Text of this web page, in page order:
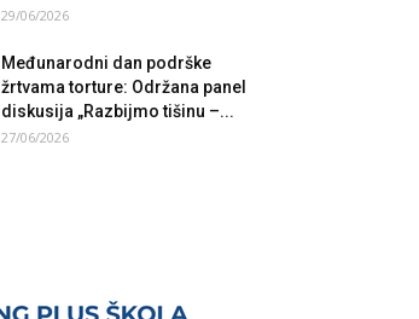
29/06/2026
Međunarodni dan podrške
žrtvama torture: Održana panel
diskusija „Razbijmo tišinu –...
27/06/2026